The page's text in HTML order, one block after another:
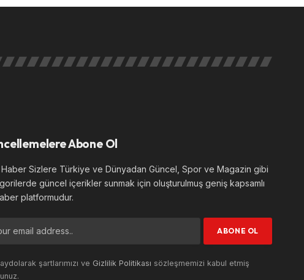
Abone Ol
Haber Sizlere Türkiye ve Dünyadan Güncel, Spor ve Magazin gibi
güncel içerikler sunmak için oluşturulmuş geniş kapsamlı
platformudur.
şartlarımızı ve Gizlilik Politikası sözleşmemizi kabul etmiş